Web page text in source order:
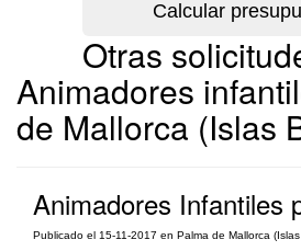
Otras
Animadores
de Mallorca (Islas
Animadores Infantiles
Publicado el 15-11-2017 en Palma de Mallorca